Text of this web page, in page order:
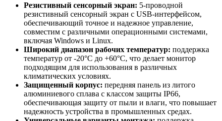
Резистивный сенсорный экран: 5-проводной
резистивный сенсорный экран с USB-интерфейсом,
обеспечивающий точное и надежное управление,
совместим с различными операционными системами,
включая Windows и Linux.
Широкий диапазон рабочих температур: поддержка
температур от -20°C до +60°C, что делает монитор
подходящим для использования в различных
климатических условиях.
Защищенный корпус: передняя панель из литого
алюминиевого сплава с классом защиты IP66,
обеспечивающая защиту от пыли и влаги, что повышает
надежность устройства в промышленных средах.